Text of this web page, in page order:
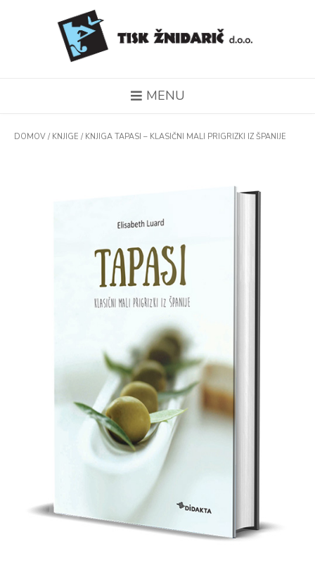
MENU
DOMOV / KNJIGE / KNJIGA TAPASI – KLASIČNI MALI PRIGRIZKI IZ ŠPANIJE